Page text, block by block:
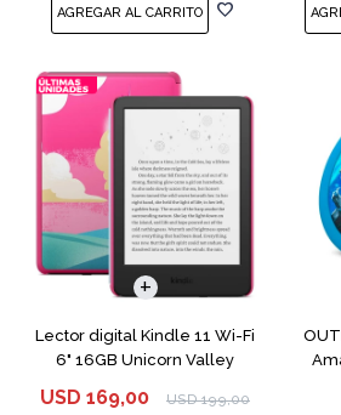
Lector digital Kindle 11 Wi-Fi
6" 16GB Unicorn Valley
USD 169,00 USD 199,00